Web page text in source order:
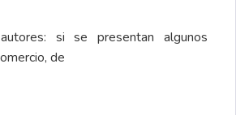
si se presentan algunos
de